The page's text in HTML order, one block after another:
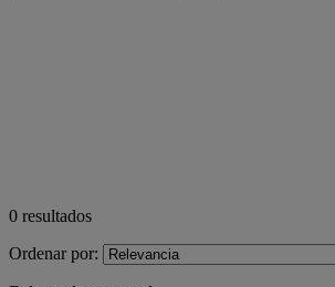
0 resultados
Ordenar por: